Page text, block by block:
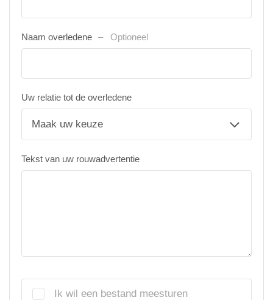
Naam overledene Optioneel
Uw relatie tot de overledene
Tekst van uw rouwadvertentie
Ik wil een bestand meesturen